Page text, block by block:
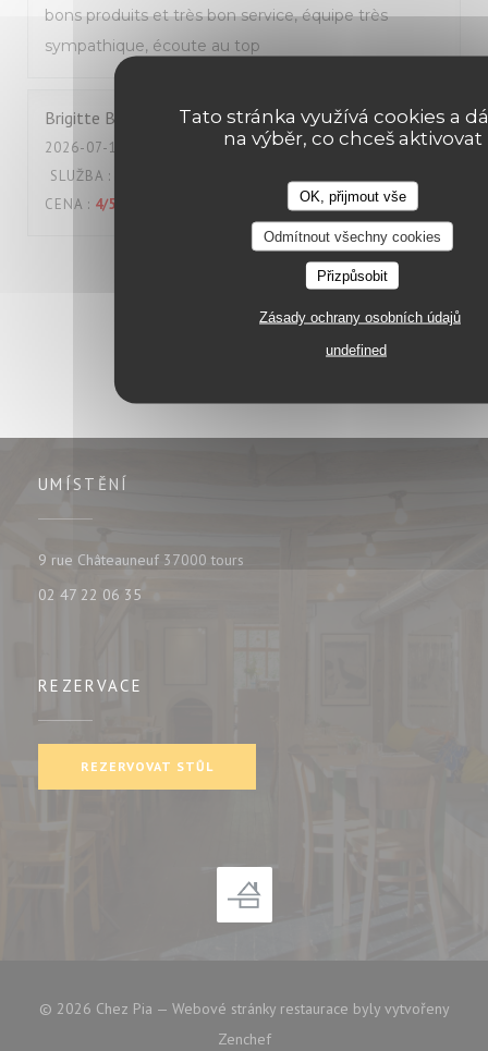
Tato stránka využívá cookies a
na výběr, co chceš aktivovat
OK, přijmout vše
Odmítnout všechny cookies
Přizpůsobit
Zásady ochrany osobních údajů
undefined
bons produits et très bon service, équipe très
sympathique, écoute au top
Brigitte B
2026-07-18
- 12:00 - HOSTÉ 2
SLUŽBA :
CENA : 4/5
UMÍSTĚNÍ
9 rue Châteauneuf 37000 tours
02 47 22 06 35
REZERVACE
REZERVOVAT STŮL
© 2026 Chez Pia — Webové stránky restaurace byly vytvořeny
Zenchef((otevře se v novém okně))